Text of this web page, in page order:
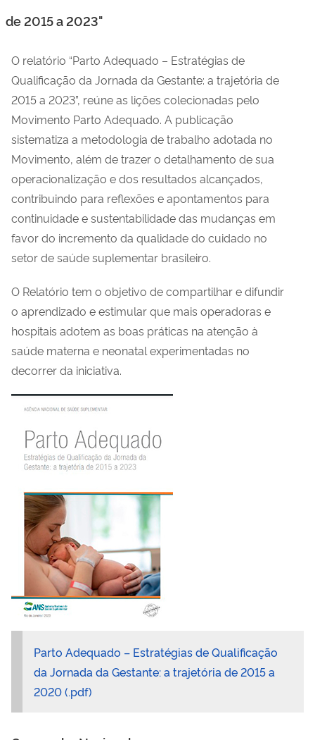
de 2015 a 2023"
O relatório “Parto Adequado – Estratégias de
Qualificação da Jornada da Gestante: a trajetória de
2015 a 2023”, reúne as lições colecionadas pelo
Movimento Parto Adequado. A publicação
sistematiza a metodologia de trabalho adotada no
Movimento, além de trazer o detalhamento de sua
operacionalização e dos resultados alcançados,
contribuindo para reflexões e apontamentos para
continuidade e sustentabilidade das mudanças em
favor do incremento da qualidade do cuidado no
setor de saúde suplementar brasileiro.
O Relatório tem o objetivo de compartilhar e difundir
o aprendizado e estimular que mais operadoras e
hospitais adotem as boas práticas na atenção à
saúde materna e neonatal experimentadas no
decorrer da iniciativa.
Parto Adequado – Estratégias de Qualificação
da Jornada da Gestante: a trajetória de 2015 a
2020 (.pdf)